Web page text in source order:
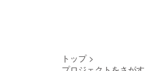
トップ >